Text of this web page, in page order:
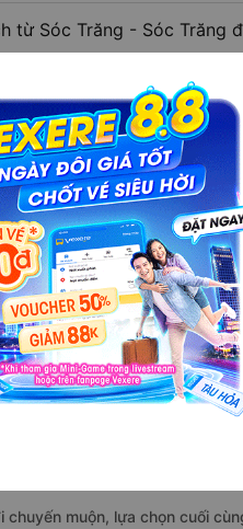
từ Sóc Trăng - Sóc Trăng
Sóc Trăng - Sóc Trăng đến Ea
limousine thoải mái.
bao nhiêu chuyến
2 chuyến limousinehoạt động
Phương Hồng Linh, An Hoà Hiệp,...
nào khởi hành từ Ea Kar -
sớm nhất khởi hành lúc18:00,
nào khởi hành từ Sóc
chuyến muộn, lựa chọn cuối